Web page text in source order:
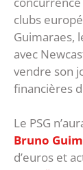
clubs
Guimaraes,
avec
vendre son
financières
Le PSG
Bruno
d’euros et